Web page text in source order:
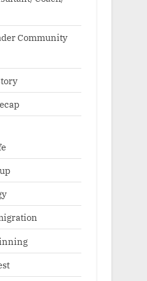
Community